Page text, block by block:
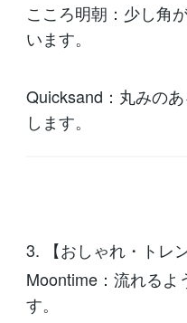
こころ明朝：少し角
います。
Quicksand：丸みの
します。
3. 【おしゃれ・トレ
Moontime：流れるよ
す。